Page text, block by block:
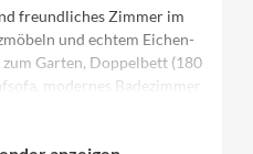
freundliches Zimmer im
und echtem Eichen-
Garten, Doppelbett (180
modernes Badezimmer
Safe, Minibar,